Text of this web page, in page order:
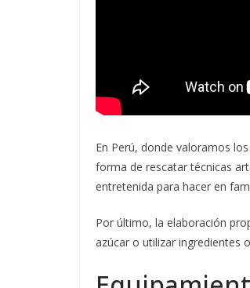
En Perú, donde valoramos
forma de rescatar técnicas
entretenida para hacer en
Por último, la elaboración
azúcar o utilizar ingredientes